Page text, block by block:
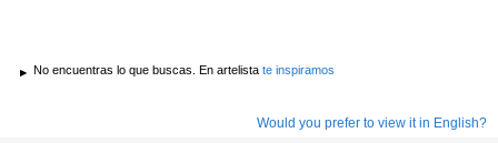
No encuentras lo que buscas. En artelista te inspiramos
Would you prefer to view it in English?